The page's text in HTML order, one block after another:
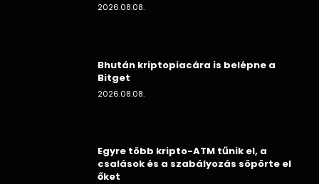
2026.08.08.
Bhután kriptopiacára is belépne a
Bitget
2026.08.08.
Egyre több kripto-ATM tűnik el, a
csalások és a szabályozás söpörte el
őket